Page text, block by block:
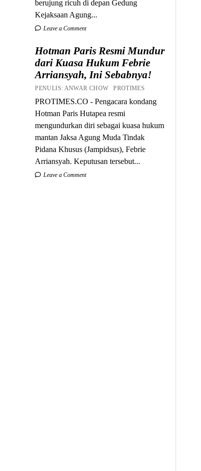
berujung ricuh di depan Gedung
Kejaksaan Agung...
Leave a Comment
Hotman Paris Resmi Mundur
dari Kuasa Hukum Febrie
Arriansyah, Ini Sebabnya!
PENULIS: ANWAR CHOW PROTIMES
PROTIMES.CO - Pengacara kondang
Hotman Paris Hutapea resmi
mengundurkan diri sebagai kuasa hukum
mantan Jaksa Agung Muda Tindak
Pidana Khusus (Jampidsus), Febrie
Arriansyah. Keputusan tersebut...
Leave a Comment